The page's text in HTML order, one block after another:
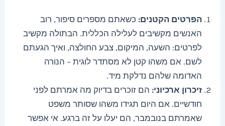
הפרטים הקטנים: כשאתם מספרים סיפור, רוב
האנשים מקשיבים לעלילה הכללית. הבתולה מקשיב
לפרטים: השעה, המיקום, צבע החולצה, ואיך הגעתם
לשם. אם משהו קטן לא מסתדר לוגית – הנורה
האדומה שלהם נדלקת מיד.
זיכרון ארכיוני: הם זוכרים בדיוק מה אמרתם לפני
חודשיים. אם היום תגידו משהו שסותר משפט
שאמרתם בנובמבר, הם יעלו על זה ברגע. אי אפשר